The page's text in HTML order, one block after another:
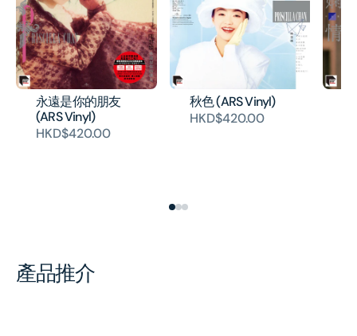
永遠是你的朋友
(ARS Vinyl)
HKD$420.00
秋色 (ARS Vinyl)
HKD$420.00
產品推介